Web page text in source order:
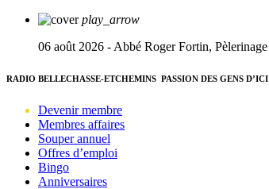
play_arrow
06 août 2026 - Abbé Roger Fortin, Pèlerinage
RADIO BELLECHASSE-ETCHEMINS PASSION DES GENS D’ICI
Devenir membre
Membres affaires
Souper annuel
Offres d’emploi
Bingo
Anniversaires